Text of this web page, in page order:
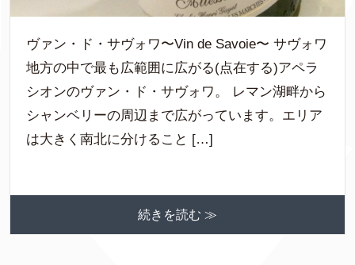
ヴァン・ド・サヴォワ〜Vin de Savoie〜 サヴォワ
地方の中で最も広範囲に広がる(点在する)アペラ
シオンのヴァン・ド・サヴォワ。 レマン湖畔から
シャンベリーの周辺まで広がっています。エリア
は大きく南北に分けること […]
続きを読む ≫